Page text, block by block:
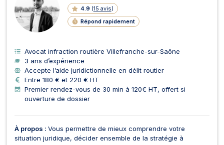
4.9 (15 avis)
Répond rapidement
G
N
E
Avocat infraction routière Villefranche-sur-Saône
3 ans d’expérience
Accepte l’aide juridictionnelle en délit routier
Entre 180 € et 220 € HT
Premier rendez-vous de 30 min à 120€ HT, offert si
ouverture de dossier
À propos : Vous permettre de mieux comprendre votre
situation juridique, décider ensemble de la stratégie à